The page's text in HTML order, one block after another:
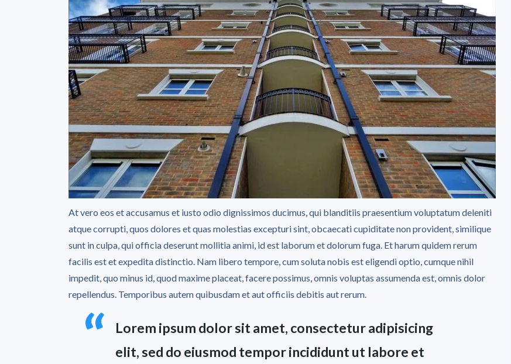
At vero eos et accusamus et iusto odio dignissimos ducimus, qui blanditiis praesentium voluptatum deleniti
atque corrupti, quos dolores et quas molestias excepturi sint, obcaecati cupiditate non provident, similique
sunt in culpa, qui officia deserunt mollitia animi, id est laborum et dolorum fuga. Et harum quidem rerum
facilis est et expedita distinctio. Nam libero tempore, cum soluta nobis est eligendi optio, cumque nihil
impedit, quo minus id, quod maxime placeat, facere possimus, omnis voluptas assumenda est, omnis dolor
repellendus. Temporibus autem quibusdam et aut officiis debitis aut rerum.
Lorem ipsum dolor sit amet, consectetur adipisicing
elit, sed do eiusmod tempor incididunt ut labore et